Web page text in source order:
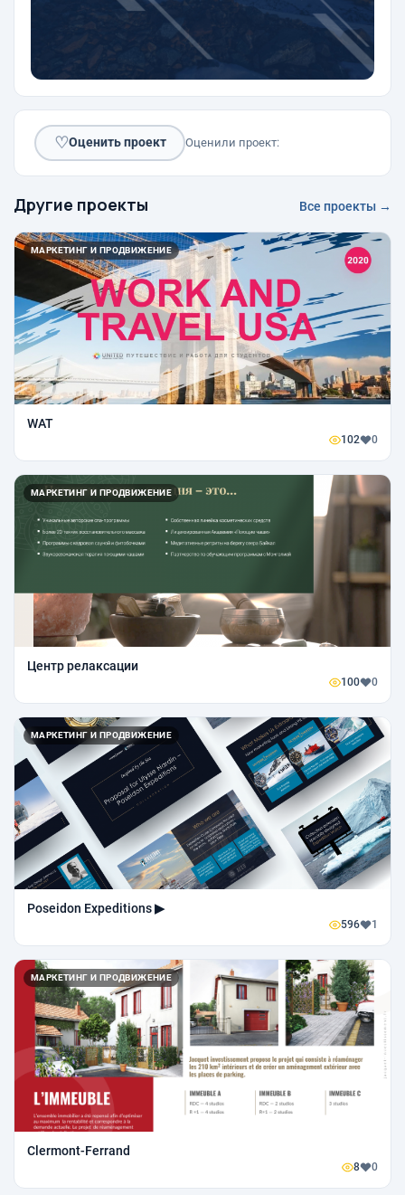
♡Оценить проект Оценили проект:
Другие проекты Все проекты →
МАРКЕТИНГ И ПРОДВИЖЕНИЕ
WAT
102 0
МАРКЕТИНГ И ПРОДВИЖЕНИЕ
Центр релаксации
100 0
МАРКЕТИНГ И ПРОДВИЖЕНИЕ
Poseidon Expeditions ▶
596 1
МАРКЕТИНГ И ПРОДВИЖЕНИЕ
Clermont-Ferrand
8 0